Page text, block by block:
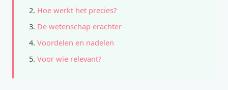
Hoe werkt het precies?
De wetenschap erachter
Voordelen en nadelen
Voor wie relevant?